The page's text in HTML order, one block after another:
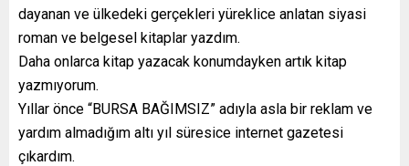
dayanan ve ülkedeki gerçekleri yüreklice anlatan siyasi
roman ve belgesel kitaplar yazdım.
Daha onlarca kitap yazacak konumdayken artık kitap
yazmıyorum.
Yıllar önce “BURSA BAĞIMSIZ” adıyla asla bir reklam ve
yardım almadığım altı yıl süresice internet gazetesi
çıkardım.